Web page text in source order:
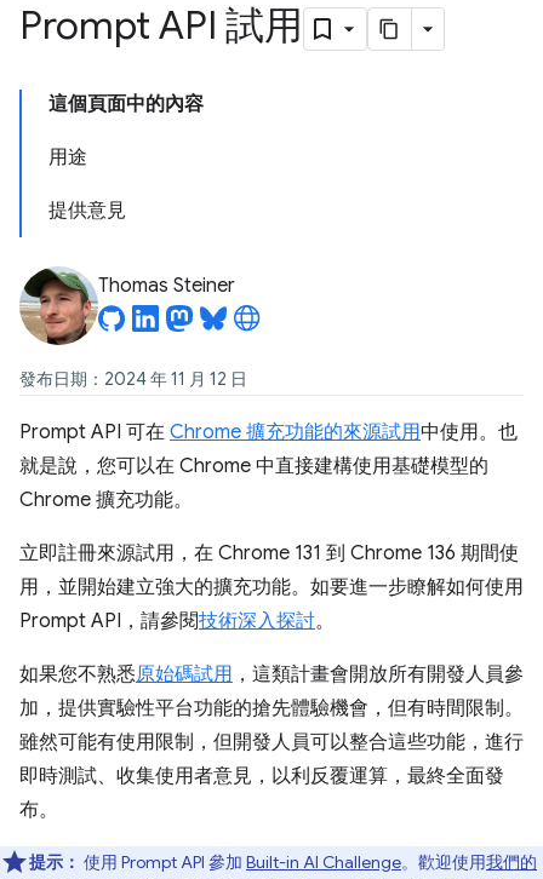
Prompt API 試用
這個頁面中的內容
用途
提供意見
Thomas Steiner
發布日期：2024 年 11 月 12 日
Prompt API 可在 Chrome 擴充功能的來源試用中使用。也
就是說，您可以在 Chrome 中直接建構使用基礎模型的
Chrome 擴充功能。
立即註冊來源試用，在 Chrome 131 到 Chrome 136 期間使
用，並開始建立強大的擴充功能。如要進一步瞭解如何使用
Prompt API，請參閱技術深入探討。
如果您不熟悉原始碼試用 ，這類計畫會開放所有開發人員參
加，提供實驗性平台功能的搶先體驗機會，但有時間限制。
雖然可能有使用限制，但開發人員可以整合這些功能，進行
即時測試、收集使用者意見，以利反覆運算，最終全面發
布。
提示： 使用 Prompt API 參加 Built-in AI Challenge。歡迎使用我們的